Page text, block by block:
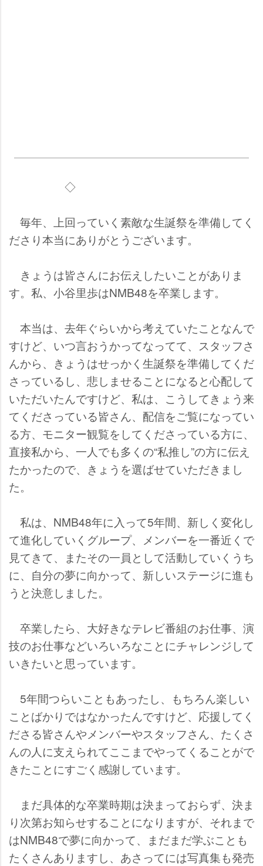
◇
毎年、上回っていく素敵な生誕祭を準備してく
ださり本当にありがとうございます。
きょうは皆さんにお伝えしたいことがありま
す。私、小谷里歩はNMB48を卒業します。
本当は、去年ぐらいから考えていたことなんで
すけど、いつ言おうかってなってて、スタッフさ
んから、きょうはせっかく生誕祭を準備してくだ
さっているし、悲しませることになると心配して
いただいたんですけど、私は、こうしてきょう来
てくださっている皆さん、配信をご覧になってい
る方、モニター観覧をしてくださっている方に、
直接私から、一人でも多くの“私推し”の方に伝え
たかったので、きょうを選ばせていただきまし
た。
私は、NMB48年に入って5年間、新しく変化し
て進化していくグループ、メンバーを一番近くで
見てきて、またその一員として活動していくうち
に、自分の夢に向かって、新しいステージに進も
うと決意しました。
卒業したら、大好きなテレビ番組のお仕事、演
技のお仕事などいろいろなことにチャレンジして
いきたいと思っています。
5年間つらいこともあったし、もちろん楽しい
ことばかりではなかったんですけど、応援してく
ださる皆さんやメンバーやスタッフさん、たくさ
んの人に支えられてここまでやってくることがで
きたことにすごく感謝しています。
まだ具体的な卒業時期は決まっておらず、決ま
り次第お知らせすることになりますが、それまで
はNMB48で夢に向かって、まだまだ学ぶことも
たくさんありますし、あさってには写真集も発売